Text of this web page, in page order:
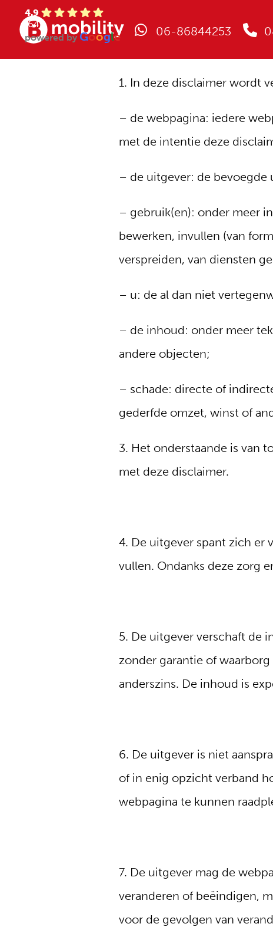
4.9
(64)
powered byGoogle 06-86844253
1. In deze disclaimer wordt
– de webpagina: iedere
met de intentie deze
– de uitgever: de bevoegde
– gebruik(en): onder meer
bewerken, invullen (van
verspreiden, van diensten
– u: de al dan niet
– de inhoud: onder meer
andere objecten;
– schade: directe of
gederfde omzet, winst of
3. Het onderstaande is van
met deze disclaimer.
4. De uitgever spant zich er
vullen. Ondanks deze zorg
5. De uitgever verschaft de
zonder garantie of
anderszins. De inhoud is
6. De uitgever is niet
of in enig opzicht verband
webpagina te kunnen
7. De uitgever mag de
veranderen of beëindigen,
voor de gevolgen van